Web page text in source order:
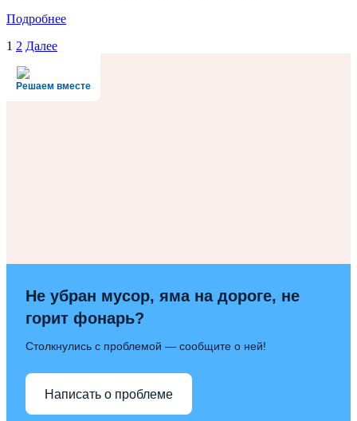
Подробнее
Навигация
по
записям
1 2 Далее
Решаем вместе
Не убран мусор, яма на дороге, не
горит фонарь?
Столкнулись с проблемой — сообщите о ней!
Написать о проблеме